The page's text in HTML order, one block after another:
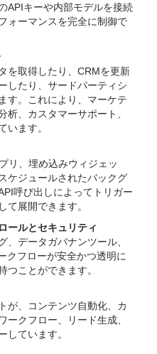
APIキーや内部モデルを接続
ォーマンスを完全に制御で
を取得したり、CRMを更新
したり、サードパーティシ
す。これにより、マーケテ
析、カスタマーサポート、
います。
リ、埋め込みウィジェッ
ケジュールされたバックグ
呼び出しによってトリガー
て展開できます。
ールとセキュリティ
、データガバナンツール、
クフローが安全かつ透明に
つことができます。
が、コンテンツ自動化、カ
ークフロー、リード生成、
しています。